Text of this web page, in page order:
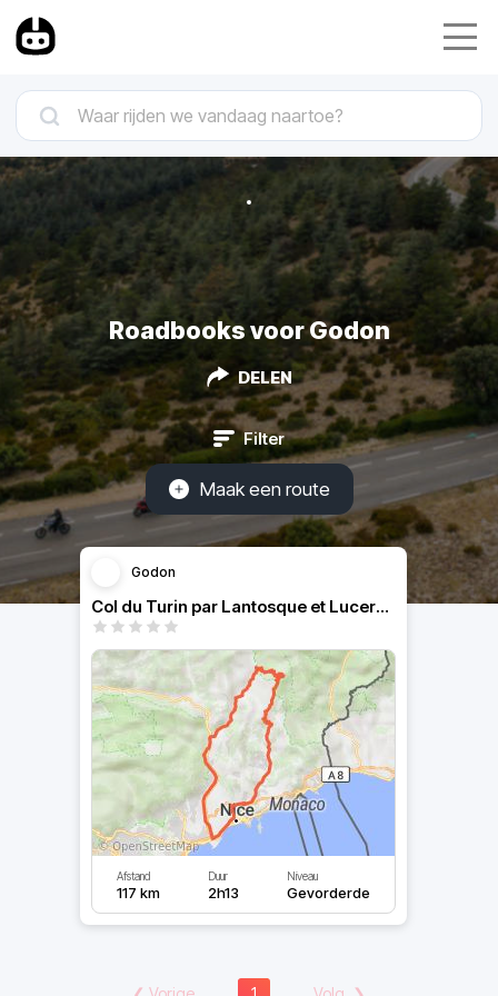
Roadbooks voor Godon
DELEN
Filter
Maak een route
Godon
Col du Turin par Lantosque et Luceram
Afstand
117 km
Duur
2h13
Niveau
Gevorderde